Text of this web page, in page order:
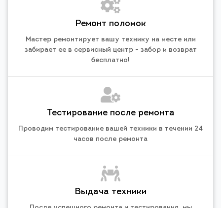
Ремонт поломок
Мастер ремонтирует вашу технику на месте или
забирает ее в сервисный центр - забор и возврат
бесплатно!
Тестирование после ремонта
Проводим тестирование вашей техники в течении 24
часов после ремонта
Выдача техники